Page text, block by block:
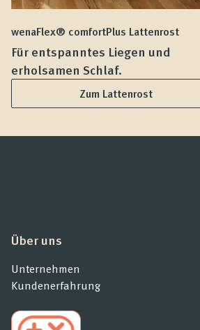
wenaFlex® comfortPlus Lattenrost
Für entspanntes Liegen und
erholsamen Schlaf.
Zum Lattenrost
Über uns
Unternehmen
Kundenerfahrung